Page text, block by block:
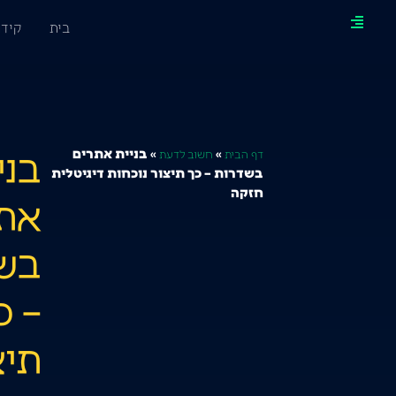
בית
דף הבית » חשוב לדעת » בניית אתרים
בשדרות – כך תיצור נוכחות דיגיטלית
חזקה
–